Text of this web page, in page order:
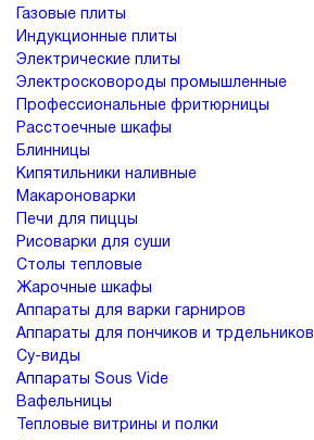
Газовые плиты
Индукционные плиты
Электрические плиты
Электросковороды промышленные
Профессиональные фритюрницы
Расстоечные шкафы
Блинницы
Кипятильники наливные
Макароноварки
Печи для пиццы
Рисоварки для суши
Столы тепловые
Жарочные шкафы
Аппараты для варки гарниров
Аппараты для пончиков и трдельников
Су-виды
Аппараты Sous Vide
Вафельницы
Тепловые витрины и полки